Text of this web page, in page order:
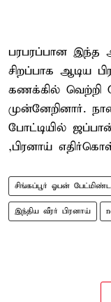
பரபரப்பான இந்த
சிறப்பாக ஆடிய
கணக்கில் வெற்றி
முன்னேறினார்.
போட்டியில்
,பிரனாய்
சிங்கப்பூர் ஓபன்
இந்திய வீரர் பிரனாய்